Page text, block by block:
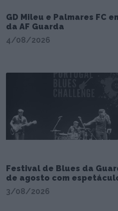
GD Mileu e Palmares FC
da AF Guarda
4/08/2026
Festival de Blues da
de agosto com
3/08/2026